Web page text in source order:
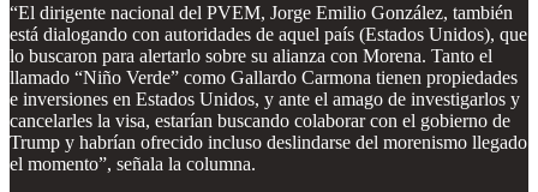
“El dirigente nacional del PVEM, Jorge Emilio González, también
está dialogando con autoridades de aquel país (Estados Unidos), que
lo buscaron para alertarlo sobre su alianza con Morena. Tanto el
llamado “Niño Verde” como Gallardo Carmona tienen propiedades
e inversiones en Estados Unidos, y ante el amago de investigarlos y
cancelarles la visa, estarían buscando colaborar con el gobierno de
Trump y habrían ofrecido incluso deslindarse del morenismo llegado
el momento”, señala la columna.